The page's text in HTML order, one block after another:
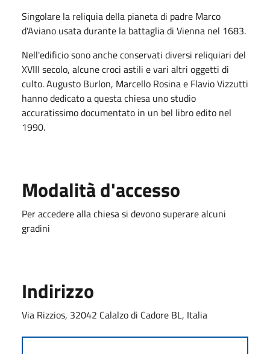
Singolare la reliquia della pianeta di padre Marco
d'Aviano usata durante la battaglia di Vienna nel 1683.
Nell'edificio sono anche conservati diversi reliquiari del
XVIII secolo, alcune croci astili e vari altri oggetti di
culto. Augusto Burlon, Marcello Rosina e Flavio Vizzutti
hanno dedicato a questa chiesa uno studio
accuratissimo documentato in un bel libro edito nel
1990.
Modalità d'accesso
Per accedere alla chiesa si devono superare alcuni
gradini
Indirizzo
Via Rizzios, 32042 Calalzo di Cadore BL, Italia